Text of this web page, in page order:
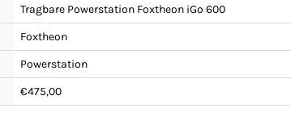
Tragbare Powerstation Foxtheon iGo 600
Foxtheon
Powerstation
€475,00